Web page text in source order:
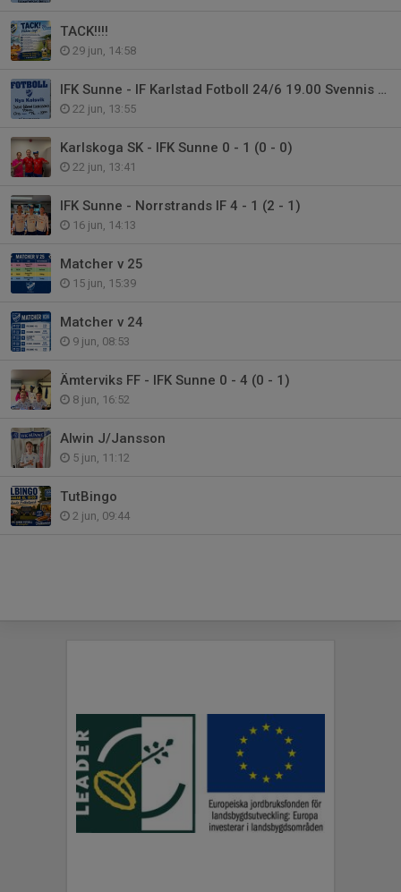
TACK!!!!
29 jun, 14:58
IFK Sunne - IF Karlstad Fotboll 24/6 19.00 Svennis Pokal
22 jun, 13:55
Karlskoga SK - IFK Sunne 0 - 1 (0 - 0)
22 jun, 13:41
IFK Sunne - Norrstrands IF 4 - 1 (2 - 1)
16 jun, 14:13
Matcher v 25
15 jun, 15:39
Matcher v 24
9 jun, 08:53
Ämterviks FF - IFK Sunne 0 - 4 (0 - 1)
8 jun, 16:52
Alwin J/Jansson
5 jun, 11:12
TutBingo
2 jun, 09:44